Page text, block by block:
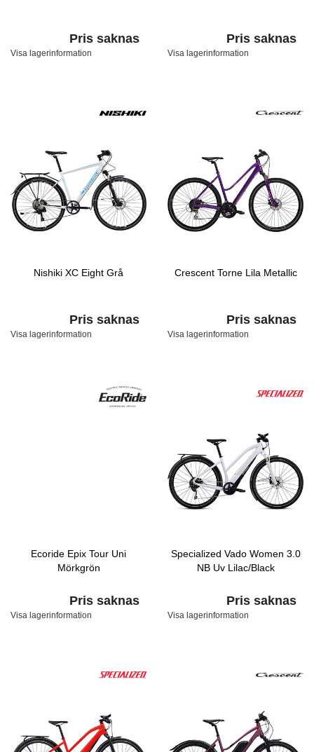
Pris saknas
Visa lagerinformation
Pris saknas
Visa lagerinformation
Nishiki XC Eight Grå
Pris saknas
Visa lagerinformation
Crescent Torne Lila Metallic
Pris saknas
Visa lagerinformation
Ecoride Epix Tour Uni
Mörkgrön
Pris saknas
Visa lagerinformation
Specialized Vado Women 3.0
NB Uv Lilac/Black
Pris saknas
Visa lagerinformation